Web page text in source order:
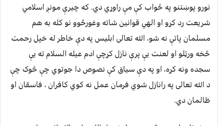
نورو پوښتنو په ځواب کې مې راوړي دي. که چیرې مونږ اسلامي
شريعت رد کړو او الهي قوانين شاته وغورځوو نو کله به هم
مسلمان پاتې نه شو، الله تعالی ابليس په دې خاطر له خپل رحمت
څخه ورټلو او لعنت يې پرې نازل کړچې ادم عيله السلام ته يې
سجده ونه کړه، او په دې سياق کې نصوص دا جوتوي چې څوک چې
د الله تعالی په رانازل شوي فرمان عمل نه کوي کافران ، فاسقان او
ظالمان دي.